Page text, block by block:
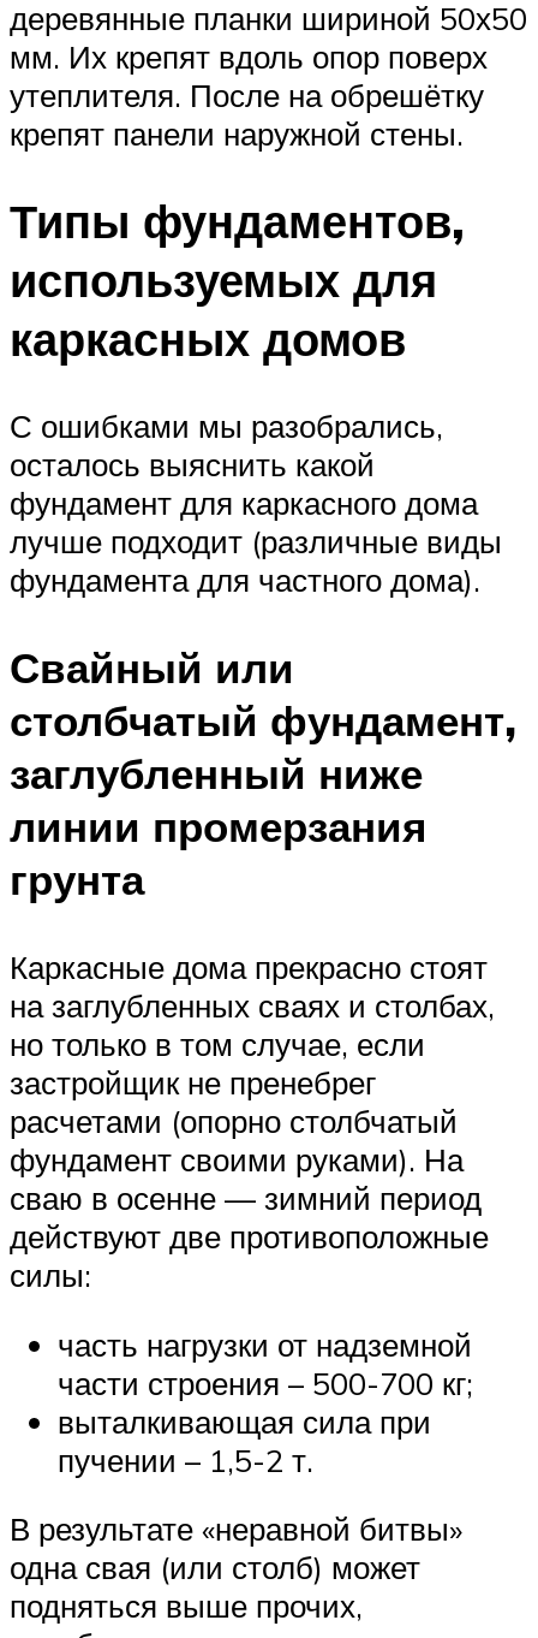
деревянные планки шириной 50х50
мм. Их крепят вдоль опор поверх
утеплителя. После на обрешётку
крепят панели наружной стены.
Типы фундаментов,
используемых для
каркасных домов
С ошибками мы разобрались,
осталось выяснить какой
фундамент для каркасного дома
лучше подходит (различные виды
фундамента для частного дома).
Свайный или
столбчатый фундамент,
заглубленный ниже
линии промерзания
грунта
Каркасные дома прекрасно стоят
на заглубленных сваях и столбах,
но только в том случае, если
застройщик не пренебрег
расчетами (опорно столбчатый
фундамент своими руками). На
сваю в осенне — зимний период
действуют две противоположные
силы:
часть нагрузки от надземной
части строения – 500-700 кг;
выталкивающая сила при
пучении – 1,5-2 т.
В результате «неравной битвы»
одна свая (или столб) может
подняться выше прочих,